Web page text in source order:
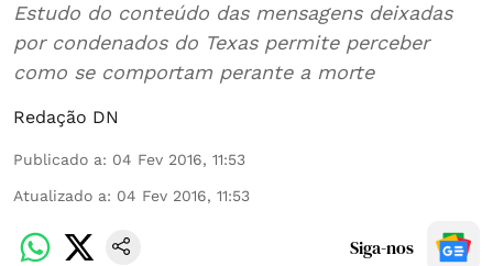
Estudo do conteúdo das mensagens deixadas
por condenados do Texas permite perceber
como se comportam perante a morte
Redação DN
Publicado a: 04 Fev 2016, 11:53
Atualizado a: 04 Fev 2016, 11:53
Siga-nos